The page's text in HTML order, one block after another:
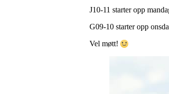
J10-11 starter opp
G09-10 starter opp
Vel møtt!